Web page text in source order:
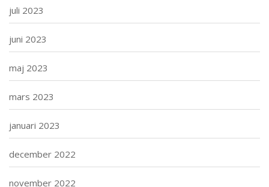
juli 2023
juni 2023
maj 2023
mars 2023
januari 2023
december 2022
november 2022